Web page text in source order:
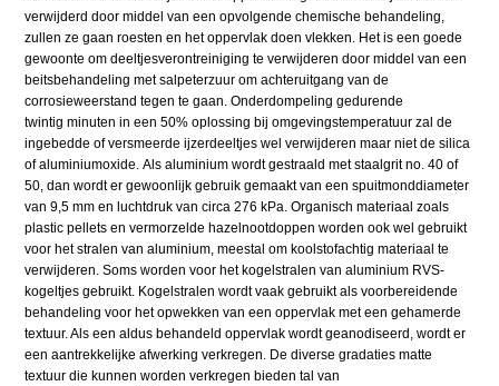
verwijderd door middel van een opvolgende chemische behandeling,
zullen ze gaan roesten en het oppervlak doen vlekken. Het is een goede
gewoonte om deeltjesverontreiniging te verwijderen door middel van een
beitsbehandeling met salpeterzuur om achteruitgang van de
corrosieweerstand tegen te gaan. Onderdompeling gedurende
twintig minuten in een 50% oplossing bij omgevingstemperatuur zal de
ingebedde of versmeerde ijzerdeeltjes wel verwijderen maar niet de silica
of aluminiumoxide. Als aluminium wordt gestraald met staalgrit no. 40 of
50, dan wordt er gewoonlijk gebruik gemaakt van een spuitmonddiameter
van 9,5 mm en luchtdruk van circa 276 kPa. Organisch materiaal zoals
plastic pellets en vermorzelde hazelnootdoppen worden ook wel gebruikt
voor het stralen van aluminium, meestal om koolstofachtig materiaal te
verwijderen. Soms worden voor het kogelstralen van aluminium RVS-
kogeltjes gebruikt. Kogelstralen wordt vaak gebruikt als voorbereidende
behandeling voor het opwekken van een oppervlak met een gehamerde
textuur. Als een aldus behandeld oppervlak wordt geanodiseerd, wordt er
een aantrekkelijke afwerking verkregen. De diverse gradaties matte
textuur die kunnen worden verkregen bieden tal van